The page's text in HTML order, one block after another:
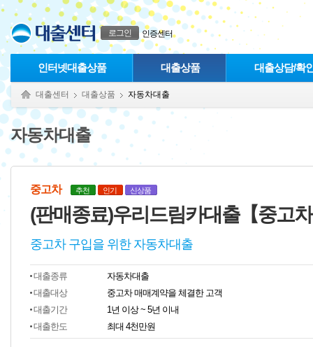
본문으로 바로가기
푸터 바로가기
로그인 인증센터
인터넷대출상품 대출상품 대출상담/확
대출센터 대출상품 자동차대출
자동차대출
(판매종료)우리드림카대출【중고
중고차 추천 인기 신상품
중고차 구입을 위한 자동차대출
대출종류
자동차대출
대출대상
중고차 매매계약을 체결한 고객
대출기간
1년 이상 ~ 5년 이내
대출한도
최대 4천만원